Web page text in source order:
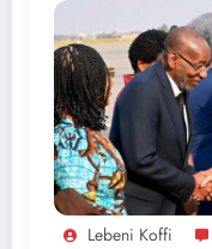
Lebeni Koffi